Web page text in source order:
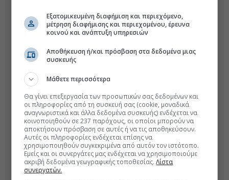
Εξατομικευμένη διαφήμιση και περιεχόμενο,
μέτρηση διαφήμισης και περιεχομένου, έρευνα
κοινού και ανάπτυξη υπηρεσιών
Αποθήκευση ή/και πρόσβαση στα δεδομένα μιας
συσκευής
Μάθετε περισσότερα
Θα γίνει επεξεργασία των προσωπικών σας δεδομένων και
οι πληροφορίες από τη συσκευή σας (cookie, μοναδικά
αναγνωριστικά και άλλα δεδομένα συσκευής) ενδέχεται να
κοινοποιηθούν σε 237 παρόχους, οι οποίοι μπορούν να
αποκτήσουν πρόσβαση σε αυτές ή να τις αποθηκεύσουν.
Αυτές οι πληροφορίες ενδέχεται επίσης να
χρησιμοποιηθούν συγκεκριμένα από αυτόν τον ιστότοπο.
Εμείς και οι συνεργάτες μας ενδέχεται να χρησιμοποιούμε
ακριβή δεδομένα γεωγραφικής τοποθεσίας.Λίστα
συνεργατών.